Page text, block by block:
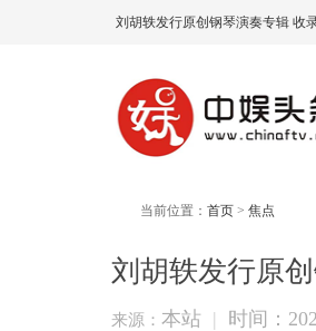
刘胡轶发行原创钢琴演奏专辑 收
当前位置： 首页 > 焦点
刘胡轶发行原
来源： 本站 | 时间：